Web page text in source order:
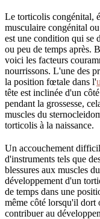
Le torticolis congénital,
musculaire congénital
est une condition qui se
ou peu de temps après.
voici les facteurs
nourrissons. L'une des
la position fœtale dans l'
tête est inclinée d'un
pendant la grossesse,
muscles du
torticolis à la naissance.
Un accouchement
d'instruments tels que
blessures aux muscles
développement d'un
de temps dans une
même côté lorsqu'il dort
contribuer au